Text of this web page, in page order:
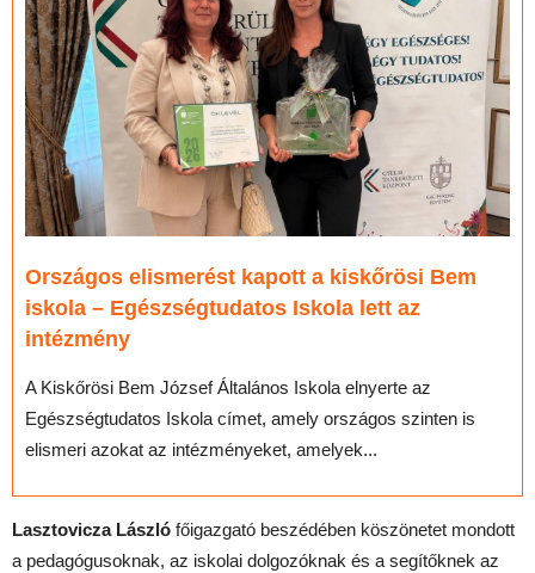
Országos elismerést kapott a kiskőrösi Bem
iskola – Egészségtudatos Iskola lett az
intézmény
A Kiskőrösi Bem József Általános Iskola elnyerte az
Egészségtudatos Iskola címet, amely országos szinten is
elismeri azokat az intézményeket, amelyek...
Lasztovicza László főigazgató beszédében köszönetet mondott
a pedagógusoknak, az iskolai dolgozóknak és a segítőknek az